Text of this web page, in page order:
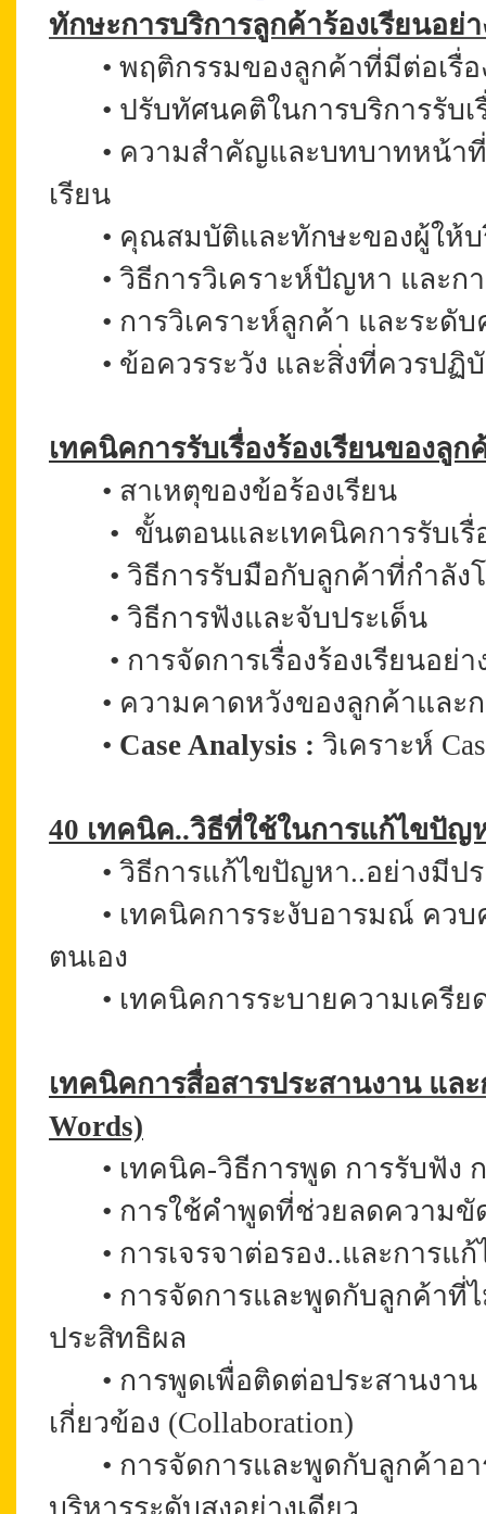
ทักษะการบริการลูกค้าร้องเรียนอย่
• พฤติกรรมของลูกค้าที่มีต่อเรื่อ
• ปรับทัศนคติในการบริการรับเ
• ความสำคัญและบทบาทหน้าที่
เรียน
• คุณสมบัติและทักษะของผู้ให้บ
• วิธีการวิเคราะห์ปัญหา และกา
• การวิเคราะห์ลูกค้า และระดั
• ข้อควรระวัง และสิ่งที่ควรปฏิ
เทคนิคการรับเรื่องร้องเรียนของลู
• สาเหตุของข้อร้องเรียน
• ขั้นตอนและเทคนิคการรับเรื่
• วิธีการรับมือกับลูกค้าที่กำลัง
• วิธีการฟังและจับประเด็น
• การจัดการเรื่องร้องเรียนอย่
• ความคาดหวังของลูกค้าและ
• Case Analysis : วิเคราะห์
40 เทคนิค..วิธีที่ใช้ในการแก้ไขปัญ
• วิธีการแก้ไขปัญหา..อย่างมีป
• เทคนิคการระงับอารมณ์ คว
ตนเอง
• เทคนิคการระบายความเครีย
เทคนิคการสื่อสารประสานงาน แล
Words)
• เทคนิค-วิธีการพูด การรับฟัง
• การใช้คำพูดที่ช่วยลดความขั
• การเจรจาต่อรอง..และการแ
• การจัดการและพูดกับลูกค้าที่
ประสิทธิผล
• การพูดเพื่อติดต่อประสานงา
เกี่ยวข้อง (Collaboration)
• การจัดการและพูดกับลูกค้าอ
บริหารระดับสูงอย่างเดียว